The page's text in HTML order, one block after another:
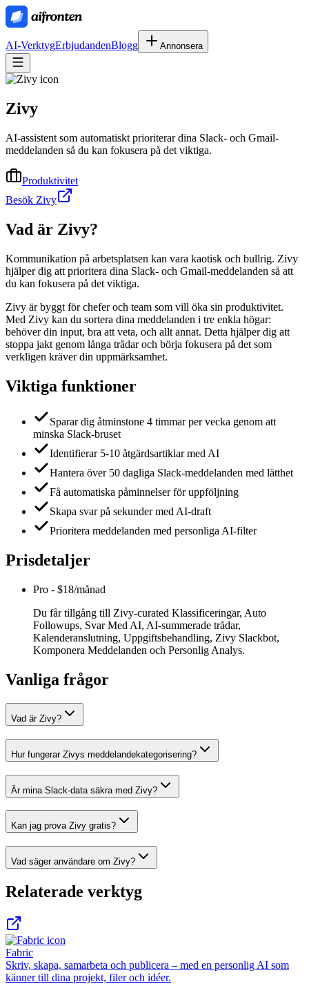
AI-VerktygErbjudandenBlogg Annonsera
Zivy
AI-assistent som automatiskt prioriterar dina Slack- och Gmail-
meddelanden så du kan fokusera på det viktiga.
Produktivitet
Besök Zivy
Vad är Zivy?
Kommunikation på arbetsplatsen kan vara kaotisk och bullrig. Zivy
hjälper dig att prioritera dina Slack- och Gmail-meddelanden så att
du kan fokusera på det viktiga.
Zivy är byggt för chefer och team som vill öka sin produktivitet.
Med Zivy kan du sortera dina meddelanden i tre enkla högar:
behöver din input, bra att veta, och allt annat. Detta hjälper dig att
stoppa jakt genom långa trådar och börja fokusera på det som
verkligen kräver din uppmärksamhet.
Viktiga funktioner
Sparar dig åtminstone 4 timmar per vecka genom att
minska Slack-bruset
Identifierar 5-10 åtgärdsartiklar med AI
Hantera över 50 dagliga Slack-meddelanden med lätthet
Få automatiska påminnelser för uppföljning
Skapa svar på sekunder med AI-draft
Prioritera meddelanden med personliga AI-filter
Prisdetaljer
Pro - $18/månad
Du får tillgång till Zivy-curated Klassificeringar, Auto
Followups, Svar Med AI, AI-summerade trådar,
Kalenderanslutning, Uppgiftsbehandling, Zivy Slackbot,
Komponera Meddelanden och Personlig Analys.
Vanliga frågor
Vad är Zivy?
Hur fungerar Zivys meddelandekategorisering?
Är mina Slack-data säkra med Zivy?
Kan jag prova Zivy gratis?
Vad säger användare om Zivy?
Relaterade verktyg
Fabric
Skriv, skapa, samarbeta och publicera – med en personlig AI som
känner till dina projekt, filer och idéer.